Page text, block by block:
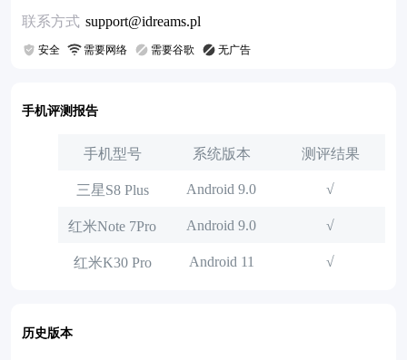
联系方式 support@idreams.pl
安全 需要网络 需要谷歌 无广告
手机评测报告
手机型号 系统版本 测评结果
三星S8 Plus Android 9.0 √
红米Note 7Pro Android 9.0 √
红米K30 Pro Android 11 √
历史版本